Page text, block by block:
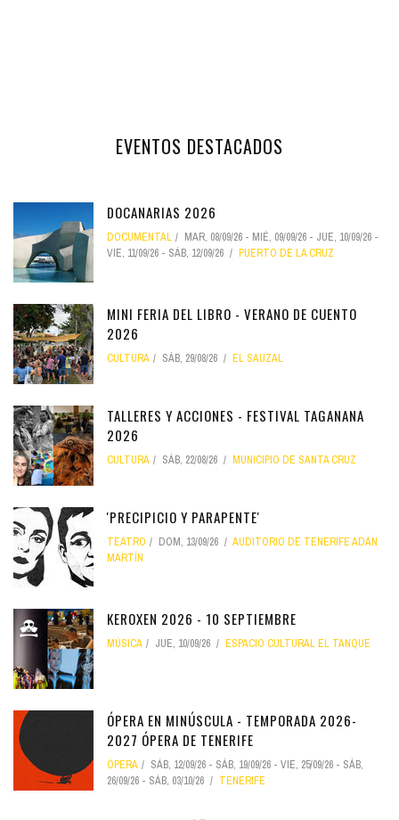
EVENTOS DESTACADOS
DOCANARIAS 2026
DOCUMENTAL MAR, 08/09/26 - MIÉ, 09/09/26 - JUE, 10/09/26 -
VIE, 11/09/26 - SÁB, 12/09/26 PUERTO DE LA CRUZ
MINI FERIA DEL LIBRO - VERANO DE CUENTO
2026
CULTURA SÁB, 29/08/26 EL SAUZAL
TALLERES Y ACCIONES - FESTIVAL TAGANANA
2026
CULTURA SÁB, 22/08/26 MUNICIPIO DE SANTA CRUZ
'PRECIPICIO Y PARAPENTE'
TEATRO DOM, 13/09/26
AUDITORIO DE TENERIFE ADÁN
MARTÍN
KEROXEN 2026 - 10 SEPTIEMBRE
MÚSICA JUE, 10/09/26 ESPACIO CULTURAL EL TANQUE
ÓPERA EN MINÚSCULA - TEMPORADA 2026-
2027 ÓPERA DE TENERIFE
ÓPERA SÁB, 12/09/26 - SÁB, 19/09/26 - VIE, 25/09/26 - SÁB,
26/09/26 - SÁB, 03/10/26 TENERIFE